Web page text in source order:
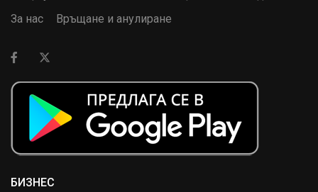
За нас
Връщане и анулиране
БИЗНЕС